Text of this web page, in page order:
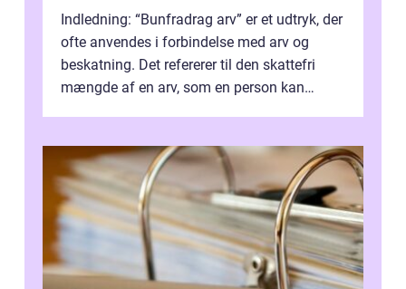
Indledning: “Bunfradrag arv” er et udtryk, der
ofte anvendes i forbindelse med arv og
beskatning. Det refererer til den skattefri
mængde af en arv, som en person kan